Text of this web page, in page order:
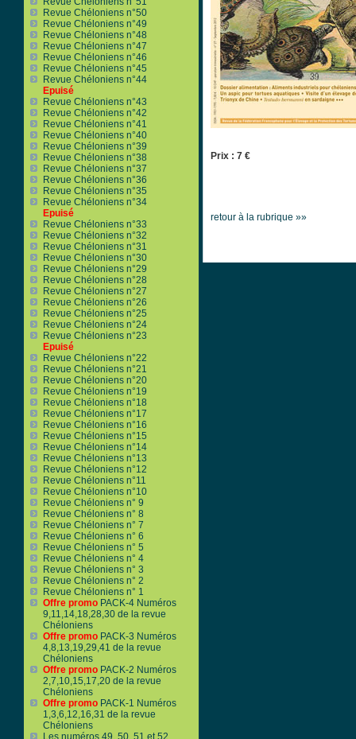
Prix : 7 €
retour à la rubrique »»
Revue Chéloniens n°50
Revue Chéloniens n°49
Revue Chéloniens n°48
Revue Chéloniens n°47
Revue Chéloniens n°46
Revue Chéloniens n°45
Revue Chéloniens n°44
Epuisé
Revue Chéloniens n°43
Revue Chéloniens n°42
Revue Chéloniens n°41
Revue Chéloniens n°40
Revue Chéloniens n°39
Revue Chéloniens n°38
Revue Chéloniens n°37
Revue Chéloniens n°36
Revue Chéloniens n°35
Revue Chéloniens n°34
Epuisé
Revue Chéloniens n°33
Revue Chéloniens n°32
Revue Chéloniens n°31
Revue Chéloniens n°30
Revue Chéloniens n°29
Revue Chéloniens n°28
Revue Chéloniens n°27
Revue Chéloniens n°26
Revue Chéloniens n°25
Revue Chéloniens n°24
Revue Chéloniens n°23
Epuisé
Revue Chéloniens n°22
Revue Chéloniens n°21
Revue Chéloniens n°20
Revue Chéloniens n°19
Revue Chéloniens n°18
Revue Chéloniens n°17
Revue Chéloniens n°16
Revue Chéloniens n°15
Revue Chéloniens n°14
Revue Chéloniens n°13
Revue Chéloniens n°12
Revue Chéloniens n°11
Revue Chéloniens n°10
Revue Chéloniens n° 9
Revue Chéloniens n° 8
Revue Chéloniens n° 7
Revue Chéloniens n° 6
Revue Chéloniens n° 5
Revue Chéloniens n° 4
Revue Chéloniens n° 3
Revue Chéloniens n° 2
Revue Chéloniens n° 1
Offre promo PACK-4 Numéros
9,11,14,18,28,30 de la revue
Chéloniens
Offre promo PACK-3 Numéros
4,8,13,19,29,41 de la revue
Chéloniens
Offre promo PACK-2 Numéros
2,7,10,15,17,20 de la revue
Chéloniens
Offre promo PACK-1 Numéros
1,3,6,12,16,31 de la revue
Chéloniens
Les numéros 49, 50, 51 et 52